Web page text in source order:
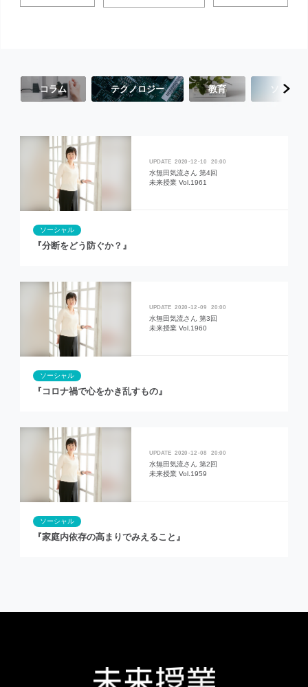
コラム テクノロジー 教育 ソーシャ
2020 12 10 20:00
水無田気流さん 第4回
未来授業 Vol.1961
ソーシャル
『分断をどう防ぐか？』
2020 12 09 20:00
水無田気流さん 第3回
未来授業 Vol.1960
ソーシャル
『コロナ禍で心をかき乱すもの』
2020 12 08 20:00
水無田気流さん 第2回
未来授業 Vol.1959
ソーシャル
『家庭内依存の高まりでみえること』